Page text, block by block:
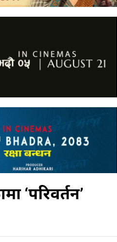
‘परिवर्तन’